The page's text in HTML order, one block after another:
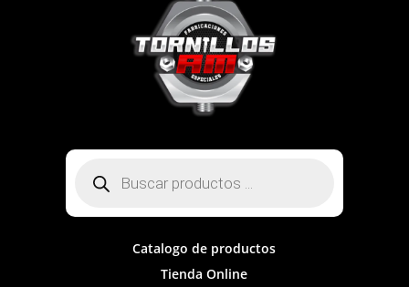
productos
Catalogo de productos
Tienda Online